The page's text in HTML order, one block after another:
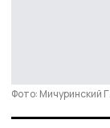
Фото: Мичуринский